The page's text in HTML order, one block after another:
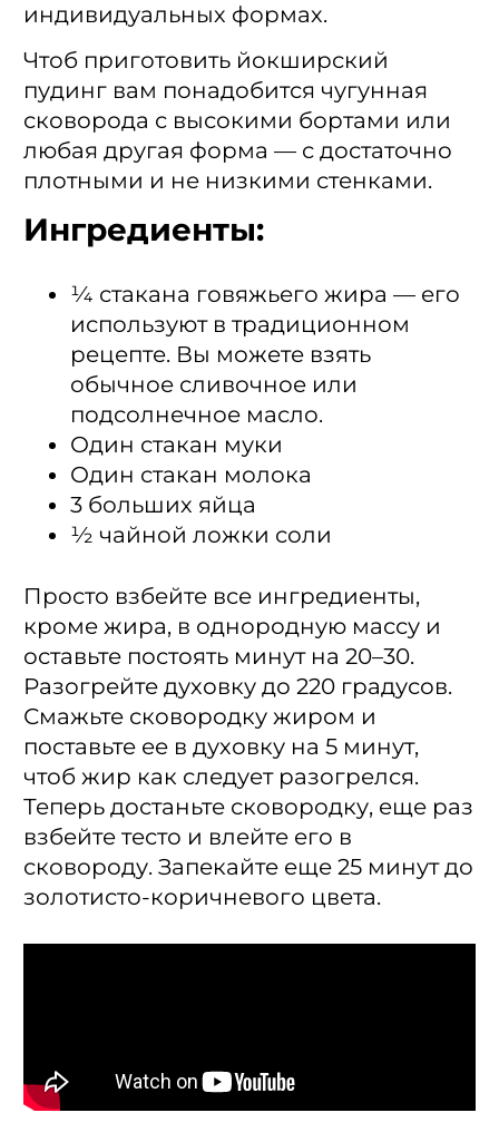
индивидуальных формах.
Чтоб приготовить йокширский
пудинг вам понадобится чугунная
сковорода с высокими бортами или
любая другая форма — с достаточно
плотными и не низкими стенками.
Ингредиенты:
¼ стакана говяжьего жира — его
используют в традиционном
рецепте. Вы можете взять
обычное сливочное или
подсолнечное масло.
Один стакан муки
Один стакан молока
3 больших яйца
½ чайной ложки соли
Просто взбейте все ингредиенты,
кроме жира, в однородную массу и
оставьте постоять минут на 20–30.
Разогрейте духовку до 220 градусов.
Смажьте сковородку жиром и
поставьте ее в духовку на 5 минут,
чтоб жир как следует разогрелся.
Теперь достаньте сковородку, еще раз
взбейте тесто и влейте его в
сковороду. Запекайте еще 25 минут до
золотисто-коричневого цвета.